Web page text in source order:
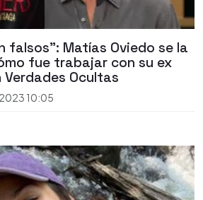
falsos": Matías Oviedo se la
fue trabajar con su ex
Verdades Ocultas
10:05